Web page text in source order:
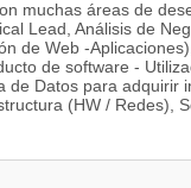
muchas áreas de
Lead, Análisis de
de Web -
de software -
de Datos para
(HW / Redes),